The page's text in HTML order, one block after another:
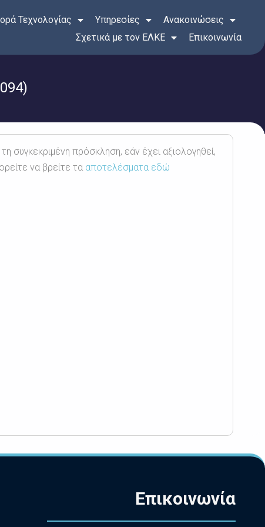
Τεχνολογίας Υπηρεσίες
Ανακοινώσεις
Σχετικά με τον ΕΛΚΕ
Επικοινωνία
τη συγκεκριμένη πρόσκληση, εάν έχει αξιολογηθεί,
να βρείτε τα αποτελέσματα εδώ
Επικοινωνία